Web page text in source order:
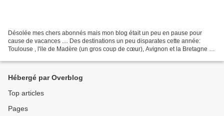
Désolée mes chers abonnés mais mon blog était un peu en pause pour
cause de vacances .... Des destinations un peu disparates cette année:
Toulouse , l'ile de Madère (un gros coup de cœur), Avignon et la Bretagne ..
Hébergé par Overblog
Top articles
Pages